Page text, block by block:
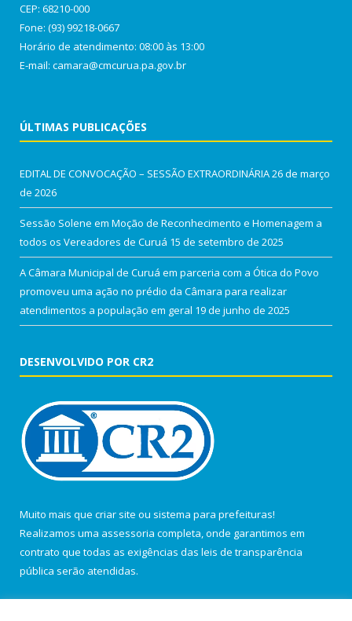
CEP: 68210-000
Fone: (93) 99218-0667
Horário de atendimento: 08:00 às 13:00
E-mail: camara@cmcurua.pa.gov.br
ÚLTIMAS PUBLICAÇÕES
EDITAL DE CONVOCAÇÃO – SESSÃO EXTRAORDINÁRIA26 de março
de 2026
Sessão Solene em Moção de Reconhecimento e Homenagem a
todos os Vereadores de Curuá 15 de setembro de 2025
A Câmara Municipal de Curuá em parceria com a Ótica do Povo
promoveu uma ação no prédio da Câmara para realizar
atendimentos a população em geral 19 de junho de 2025
DESENVOLVIDO POR CR2
Muito mais que criar site ou sistema para prefeituras!
Realizamos uma assessoria completa, onde garantimos em
contrato que todas as exigências das leis de transparência
pública serão atendidas.